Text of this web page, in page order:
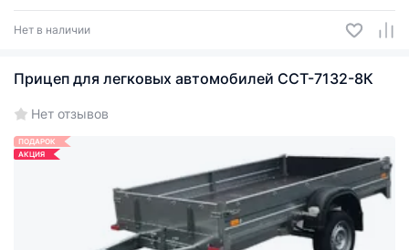
Нет в наличии
Прицеп для легковых автомобилей ССТ-7132-8К
Нет отзывов
ПОДАРОК
АКЦИЯ